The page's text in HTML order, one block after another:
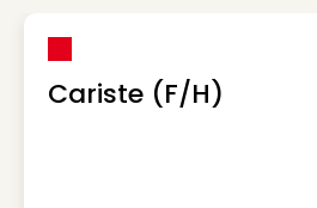
Cariste (F/H)